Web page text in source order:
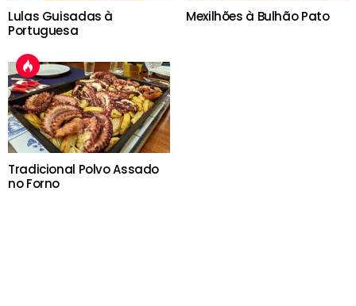
Lulas Guisadas à
Portuguesa
Mexilhões à Bulhão Pato
Tradicional Polvo Assado
no Forno